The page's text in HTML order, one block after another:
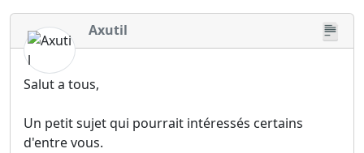
Axutil
Salut a tous,
Un petit sujet qui pourrait intéressés certains
d'entre vous.